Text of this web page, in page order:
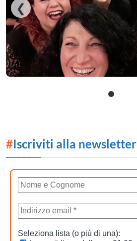
❮
#Iscriviti alla newsletter